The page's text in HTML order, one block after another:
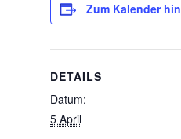
Zum Kalender
DETAILS
Datum:
5 April